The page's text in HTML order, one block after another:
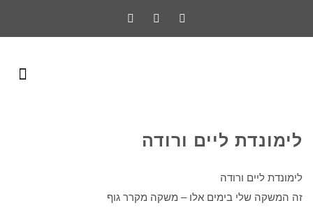
לימונדת ליים ורודה
לימונדת ליים ורודה
זה המשקה שלי בימים אלו – משקה מקרר גוף